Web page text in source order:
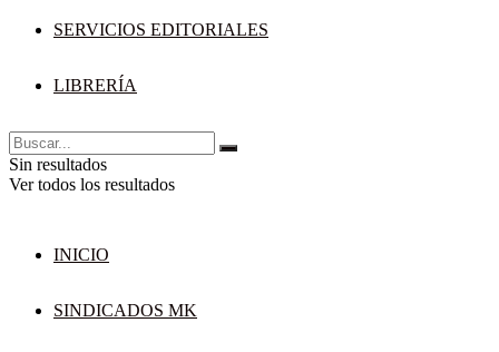
SERVICIOS EDITORIALES
LIBRERÍA
Sin resultados
Ver todos los resultados
INICIO
SINDICADOS MK